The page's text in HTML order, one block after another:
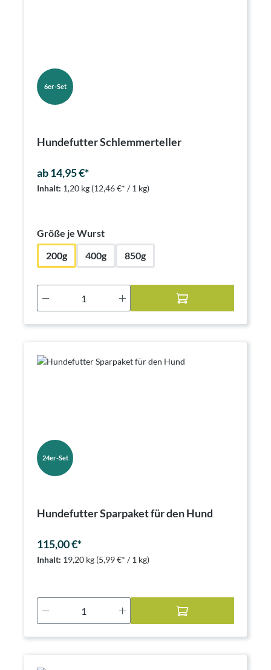
6er-Set
Hundefutter Schlemmerteller
ab 14,95 €*
Inhalt: 1,20 kg (12,46 €* / 1 kg)
Größe je Wurstauswählen
200g
400g 850g
Produkt Anzahl: Gib den gewünschten
24er-Set
Hundefutter Sparpaket für den Hund
115,00 €*
Inhalt: 19,20 kg (5,99 €* / 1 kg)
Produkt Anzahl: Gib den gewünschten